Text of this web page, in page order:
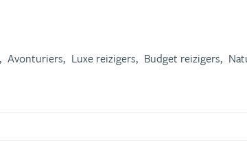
Avonturiers, Luxe reizigers, Budget reizigers,